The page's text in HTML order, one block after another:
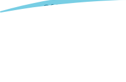
Of heeft u last van